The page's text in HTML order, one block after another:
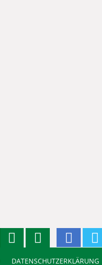
DATENSCHUTZERKLÄRUNG